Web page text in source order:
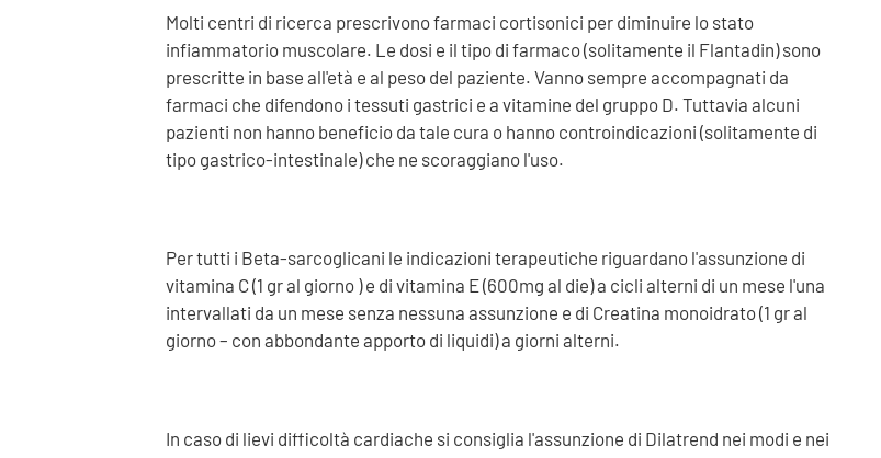
Molti centri di ricerca prescrivono farmaci cortisonici per diminuire lo stato
infiammatorio muscolare. Le dosi e il tipo di farmaco (solitamente il Flantadin) sono
prescritte in base all'età e al peso del paziente. Vanno sempre accompagnati da
farmaci che difendono i tessuti gastrici e a vitamine del gruppo D. Tuttavia alcuni
pazienti non hanno beneficio da tale cura o hanno controindicazioni (solitamente di
tipo gastrico-intestinale) che ne scoraggiano l'uso.
Per tutti i Beta-sarcoglicani le indicazioni terapeutiche riguardano l'assunzione di
vitamina C (1 gr al giorno ) e di vitamina E (600mg al die) a cicli alterni di un mese l'una
intervallati da un mese senza nessuna assunzione e di Creatina monoidrato (1 gr al
giorno – con abbondante apporto di liquidi) a giorni alterni.
In caso di lievi difficoltà cardiache si consiglia l'assunzione di Dilatrend nei modi e nei